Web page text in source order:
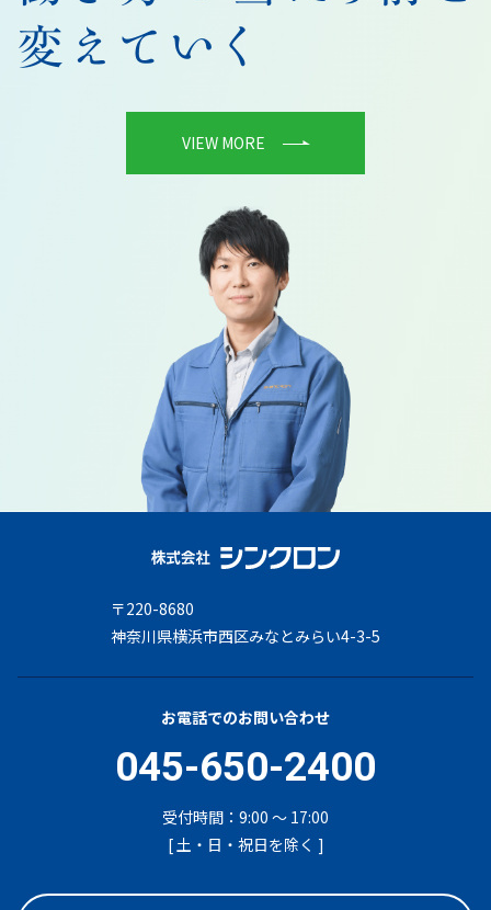
VIEW MORE
〒220-8680
神奈川県横浜市西区みなとみらい4-3-5
お電話でのお問い合わせ
045-650-2400
受付時間：9:00 ～ 17:00
[ 土・日・祝日を除く ]